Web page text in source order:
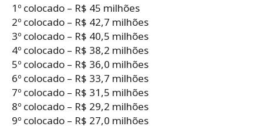
1º colocado – R$ 45 milhões
2º colocado – R$ 42,7 milhões
3º colocado – R$ 40,5 milhões
4º colocado – R$ 38,2 milhões
5º colocado – R$ 36,0 milhões
6º colocado – R$ 33,7 milhões
7º colocado – R$ 31,5 milhões
8º colocado – R$ 29,2 milhões
9º colocado – R$ 27,0 milhões